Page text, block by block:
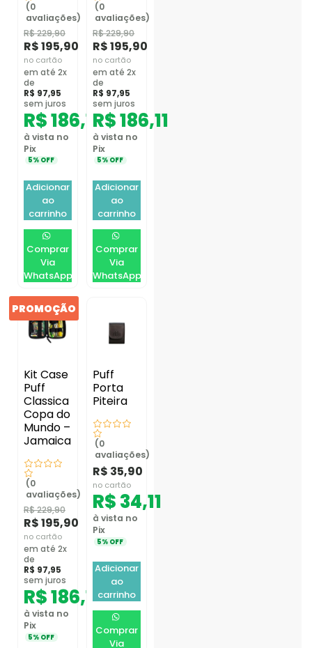
(0
avaliações)
R$229,90
R$195,90
no cartão
em até 2x
de
R$ 97,95
sem juros
R$186,11
à vista no
Pix
5% OFF
Adicionar
ao
carrinho
Comprar
Via
WhatsApp
(0
avaliações)
R$229,90
R$195,90
no cartão
em até 2x
de
R$ 97,95
sem juros
R$186,11
à vista no
Pix
5% OFF
Adicionar
ao
carrinho
Comprar
Via
WhatsApp
PROMOÇÃO
Kit Case
Puff
Classica
Copa do
Mundo –
Jamaica
(0
avaliações)
R$229,90
R$195,90
no cartão
em até 2x
de
R$ 97,95
sem juros
R$186,11
à vista no
Pix
5% OFF
Puff
Porta
Piteira
(0
avaliações)
R$ 35,90
no cartão
R$34,11
à vista no
Pix
5% OFF
Adicionar
ao
carrinho
Comprar
Via